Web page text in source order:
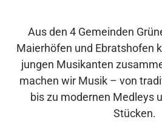
Aus den 4 Gemeinden
Maierhöfen und Ebratshofen
jungen Musikanten
machen wir Musik – von
bis zu modernen Medleys
Stücken.